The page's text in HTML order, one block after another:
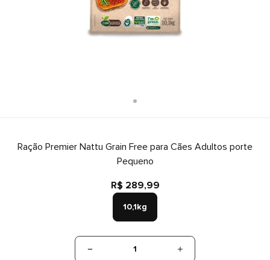
Ração Premier Nattu Grain Free para Cães Adultos porte
Pequeno
R$ 289,99
10,1kg
1